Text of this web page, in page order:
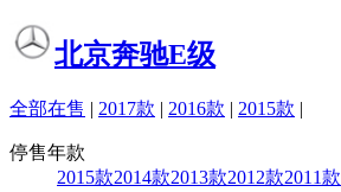
北京奔驰E级
全部在售 | 2017款 | 2016款 | 2015款 |
停售年款
2015款2014款2013款2012款2011款